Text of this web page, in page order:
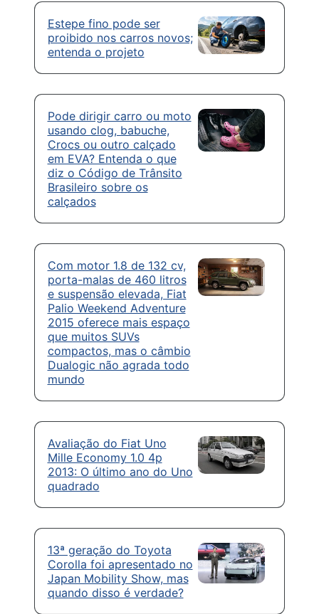
Estepe fino pode ser
proibido nos carros novos;
entenda o projeto
Pode dirigir carro ou moto
usando clog, babuche,
Crocs ou outro calçado
em EVA? Entenda o que
diz o Código de Trânsito
Brasileiro sobre os
calçados
Com motor 1.8 de 132 cv,
porta-malas de 460 litros
e suspensão elevada, Fiat
Palio Weekend Adventure
2015 oferece mais espaço
que muitos SUVs
compactos, mas o câmbio
Dualogic não agrada todo
mundo
Avaliação do Fiat Uno
Mille Economy 1.0 4p
2013: O último ano do Uno
quadrado
13ª geração do Toyota
Corolla foi apresentado no
Japan Mobility Show, mas
quando disso é verdade?